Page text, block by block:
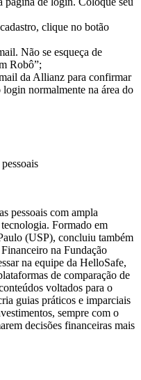
clique no botão
Não se esqueça de
Robô”;
da Allianz para confirmar
normalmente na área do
pessoais com ampla
Formado em
(USP), concluiu também
na Fundação
na equipe da HelloSafe,
de comparação de
voltados para o
guias práticos e imparciais
sempre com o
decisões financeiras mais